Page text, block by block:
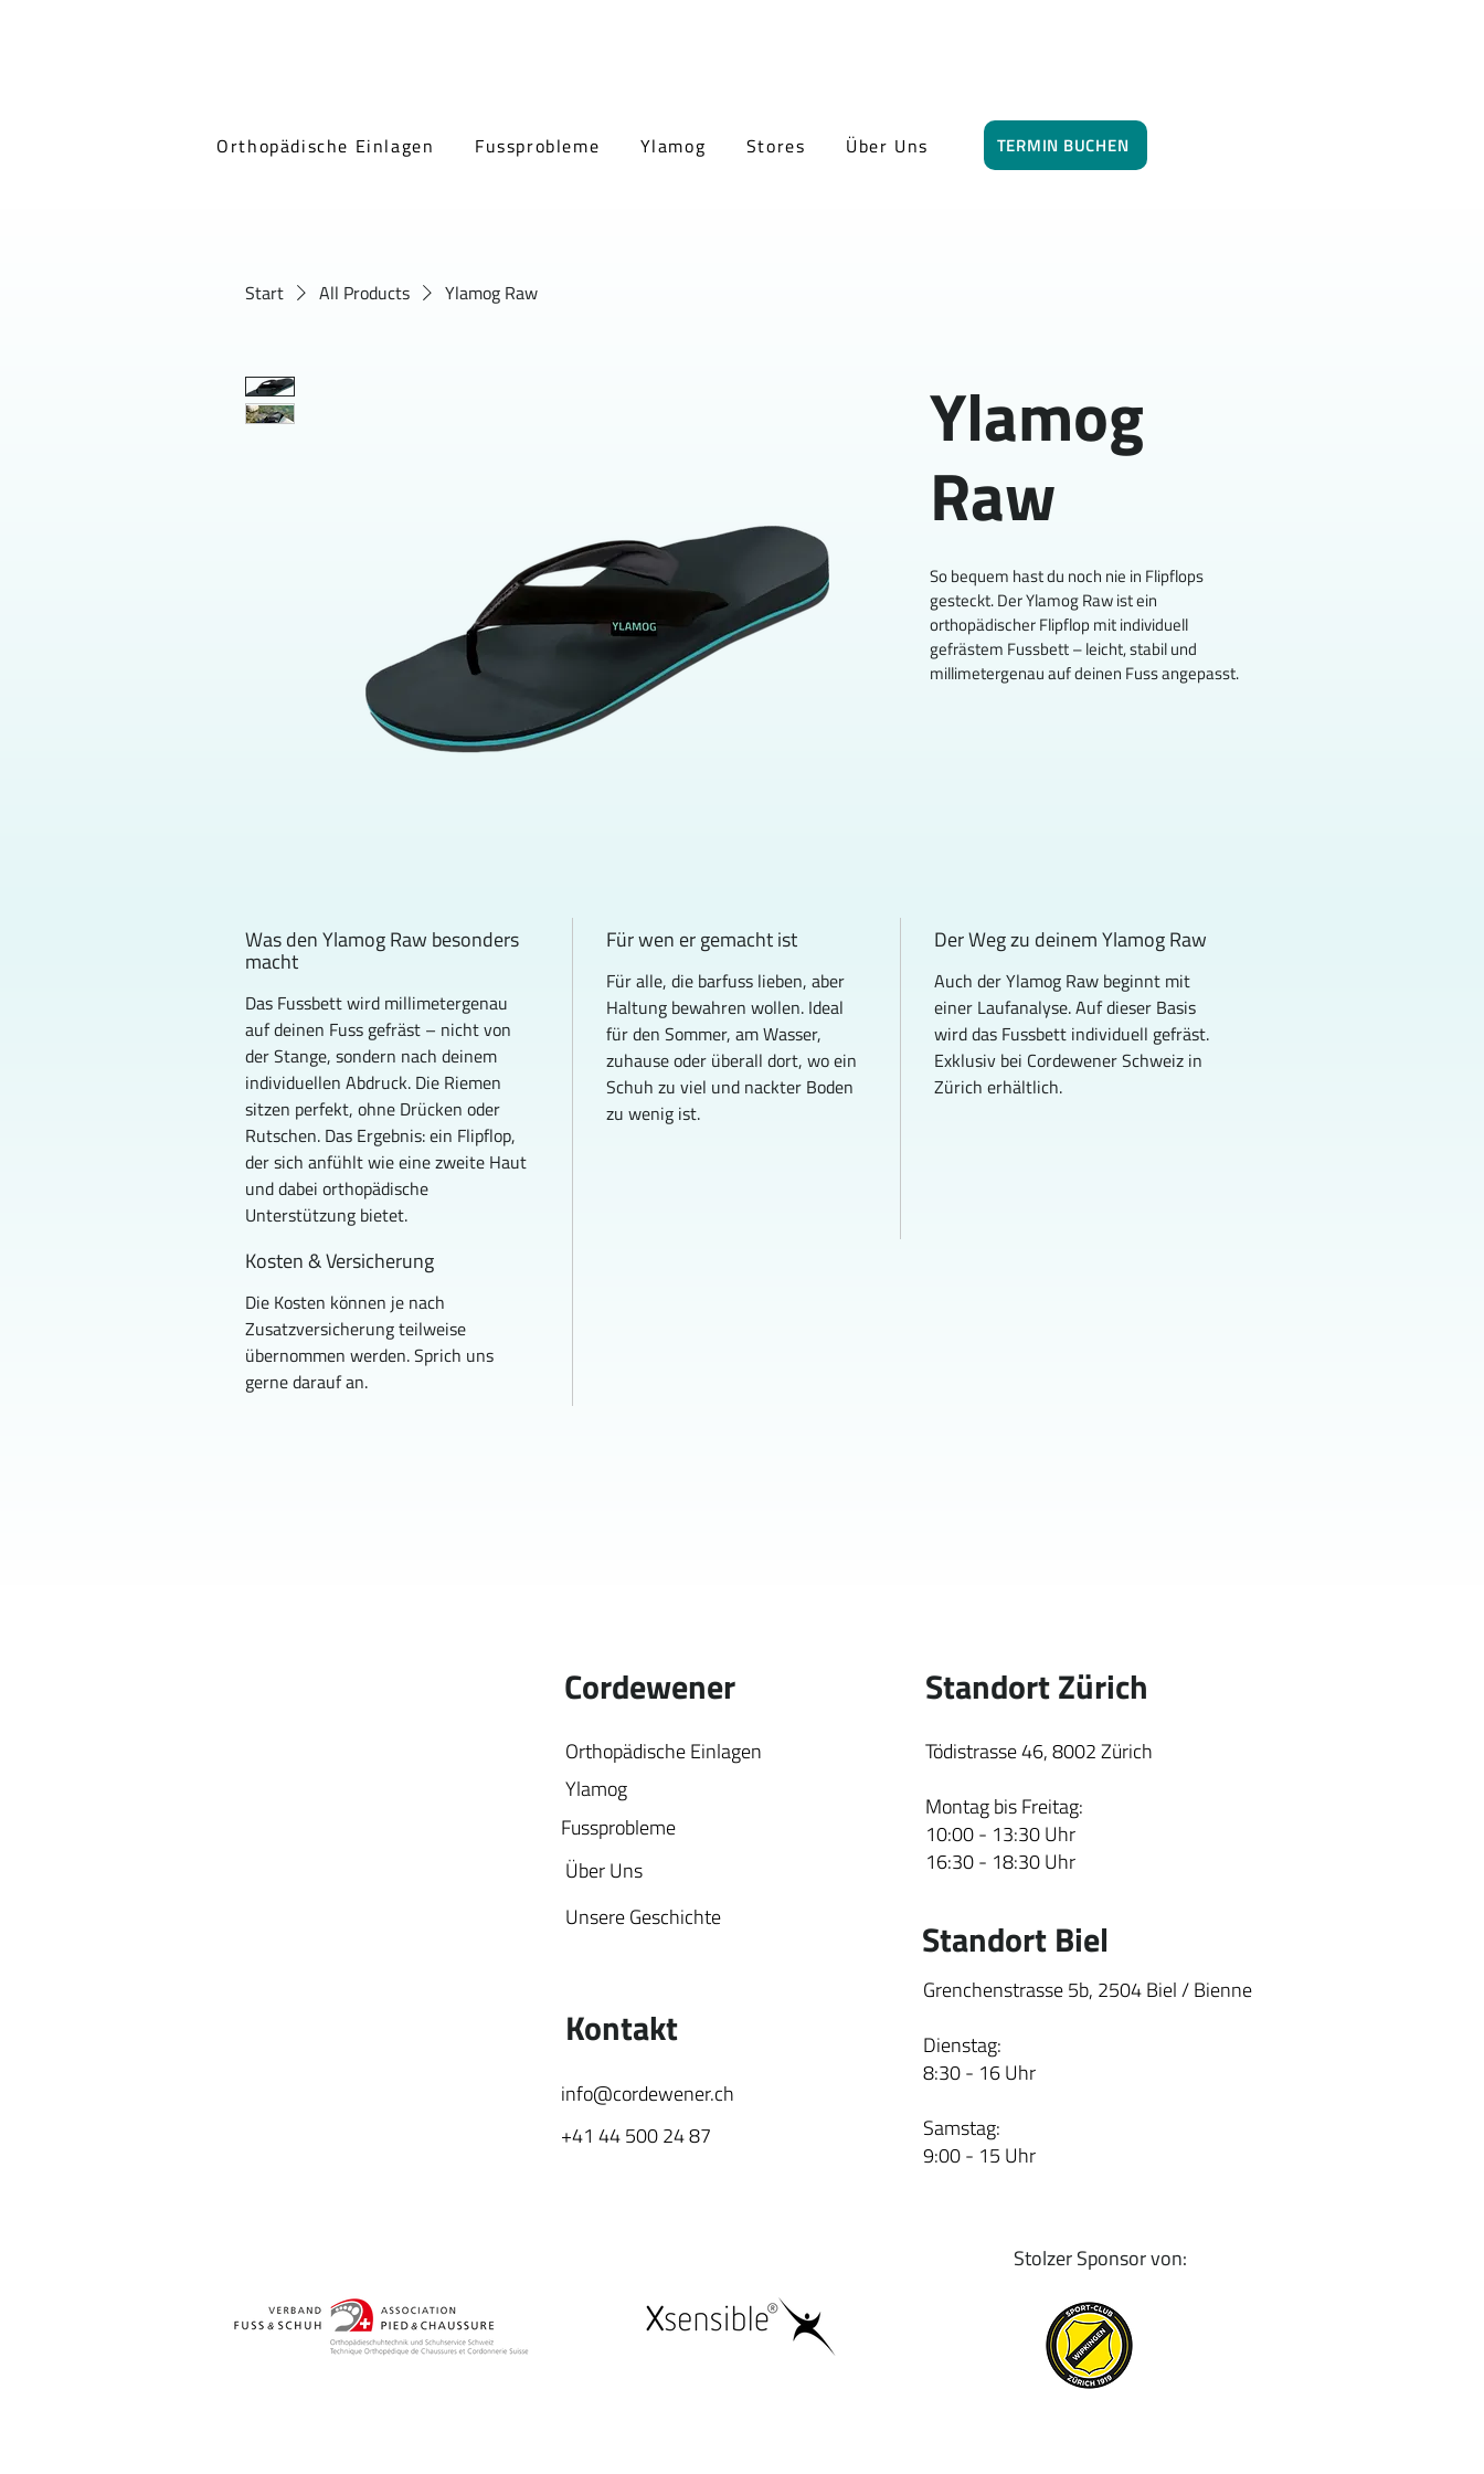
Orthopädische Einlagen Fussprobleme Ylamog Stores Über Uns TERMIN BUCHEN
Start All Products Ylamog Raw
Ylamog
Raw
So bequem hast du noch nie in Flipflops
gesteckt. Der Ylamog Raw ist ein
orthopädischer Flipflop mit individuell
gefrästem Fussbett – leicht, stabil und
millimetergenau auf deinen Fuss angepasst.
Was den Ylamog Raw besonders
macht
Das Fussbett wird millimetergenau
auf deinen Fuss gefräst – nicht von
der Stange, sondern nach deinem
individuellen Abdruck. Die Riemen
sitzen perfekt, ohne Drücken oder
Rutschen. Das Ergebnis: ein Flipflop,
der sich anfühlt wie eine zweite Haut
und dabei orthopädische
Unterstützung bietet.
Für wen er gemacht ist
Für alle, die barfuss lieben, aber
Haltung bewahren wollen. Ideal
für den Sommer, am Wasser,
zuhause oder überall dort, wo ein
Schuh zu viel und nackter Boden
zu wenig ist.
Der Weg zu deinem Ylamog Raw
Auch der Ylamog Raw beginnt mit
einer Laufanalyse. Auf dieser Basis
wird das Fussbett individuell gefräst.
Exklusiv bei Cordewener Schweiz in
Zürich erhältlich.
Kosten & Versicherung
Die Kosten können je nach
Zusatzversicherung teilweise
übernommen werden. Sprich uns
gerne darauf an.
Cordewener
Orthopädische Einlagen
Ylamog
Fussprobleme
Über Uns
Unsere Geschichte
Kontakt
info@cordewener.ch
+41 44 500 24 87
Standort Zürich
Tödistrasse 46, 8002 Zürich
Montag bis Freitag:
10:00 - 13:30 Uhr
16:30 - 18:30 Uhr
Standort Biel
Grenchenstrasse 5b, 2504 Biel / Bienne
Dienstag:
8:30 - 16 Uhr
Samstag:
9:00 - 15 Uhr
Stolzer Sponsor von: